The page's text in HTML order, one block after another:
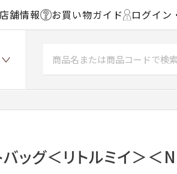
店舗情報 お買い物ガイド ログイン
ッグ＜リトルミイ＞＜